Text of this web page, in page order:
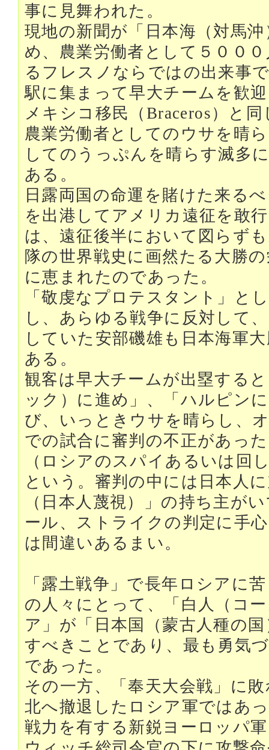
事に見舞われた。
現地の新聞が「日本海（対馬
め、農業労働者として５００
るフレスノならではの出来事
駅に集まって早大チームを歓
メキシコ移民（Braceros）と
農業労働者としてのウサを晴
してのうっぷんを晴らす滅多
ある。
日露両国の命運を賭けた来る
を出港してアメリカ遠征を敢
は、遠征後半において図らず
隊の世界戦史に画然たる大勝
に恵まれたのであった。
「敬虔なプロテスタント」と
し、あらゆる戦争に反対して
していた安部磯雄も日本海軍
ある。
観客は早大チームが出塁する
ック）に進め」、「ハルピン
び、いっときウサを晴らし、
での試合に審判の不正があっ
（ロシアのスパイあるいは回
という。審判の中には日本人
（日本人蔑視）」の持ち主が
ール、ストライクの判定に手
は間違いあるまい。
「露土戦争」で長年ロシアに
の人々にとって、「白人（コ
ア」が「日本国（蒙古人種の
すべきことであり、最も勇気
であった。
その一方、「奉天大会戦」に
北へ撤退したロシア軍ではあ
戦力を有する新鋭ヨーロッパ